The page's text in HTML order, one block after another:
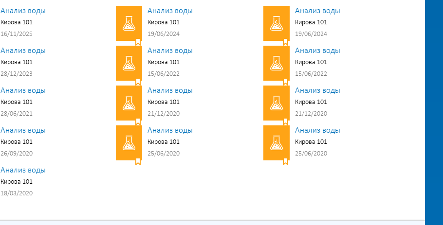
Анализ воды
Кирова 101
16/11/2025
Анализ воды
Кирова 101
19/06/2024
Анализ воды
Кирова 101
19/06/2024
Анализ воды
Кирова 101
28/12/2023
Анализ воды
Кирова 101
15/06/2022
Анализ воды
Кирова 101
15/06/2022
Анализ воды
Кирова 101
28/06/2021
Анализ воды
Кирова 101
21/12/2020
Анализ воды
Кирова 101
21/12/2020
Анализ воды
Кирова 101
26/09/2020
Анализ воды
Кирова 101
25/06/2020
Анализ воды
Кирова 101
25/06/2020
Анализ воды
Кирова 101
18/03/2020